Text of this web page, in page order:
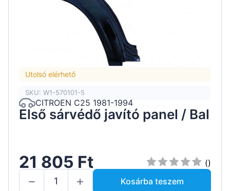
Utolsó elérhető
SKU: W1-570101-5
CITROEN C25 1981-1994
Első sárvédő javító panel / Bal
21 805 Ft
()
Kosárba teszem